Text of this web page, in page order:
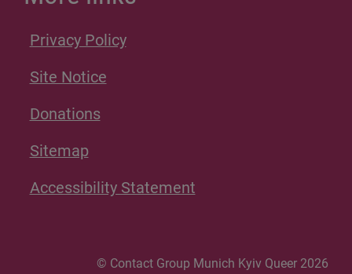
Privacy Policy
Site Notice
Donations
Sitemap
Accessibility Statement
© Contact Group Munich Kyiv Queer 2026